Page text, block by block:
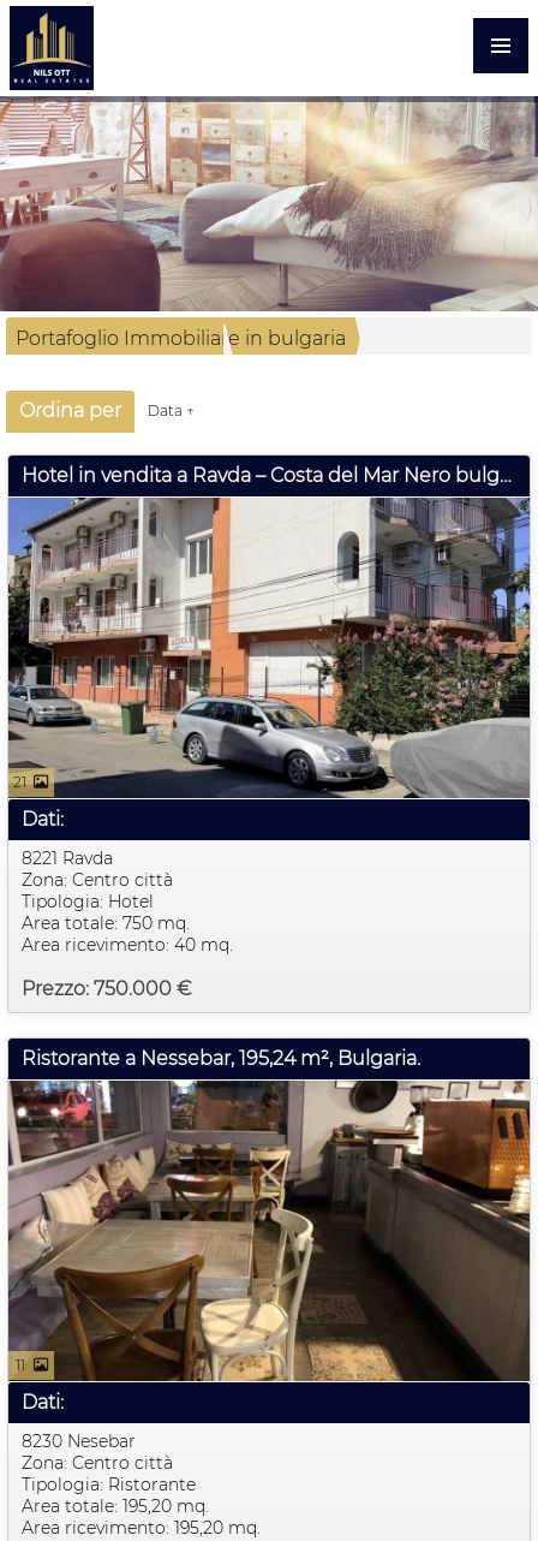
Portafoglio Immobiliare in bulgaria
Ordina per Data ↑
Hotel in vendita a Ravda – Costa del Mar Nero bulgara
21
Dati:
8221 Ravda
Zona: Centro città
Tipologia: Hotel
Prezzo: 750.000 €
Area totale: 750 mq.
Area ricevimento: 40 mq.
Ristorante a Nessebar, 195,24 m², Bulgaria.
11
Dati:
8230 Nesebar
Zona: Centro città
Tipologia: Ristorante
Area totale: 195,20 mq.
Area ricevimento: 195,20 mq.